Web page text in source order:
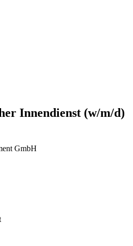
Innendienst (w/m/d)
GmbH